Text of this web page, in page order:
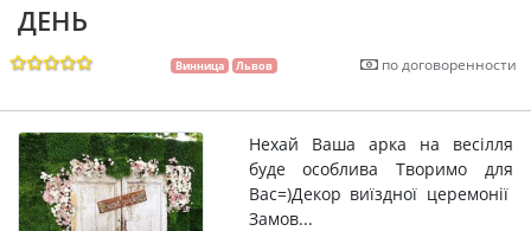
ДЕНЬ
Винница Львов по договоренности
Нехай Ваша арка на весілля
буде особлива Творимо для
Вас=)Декор виїздної церемонії
Замов...